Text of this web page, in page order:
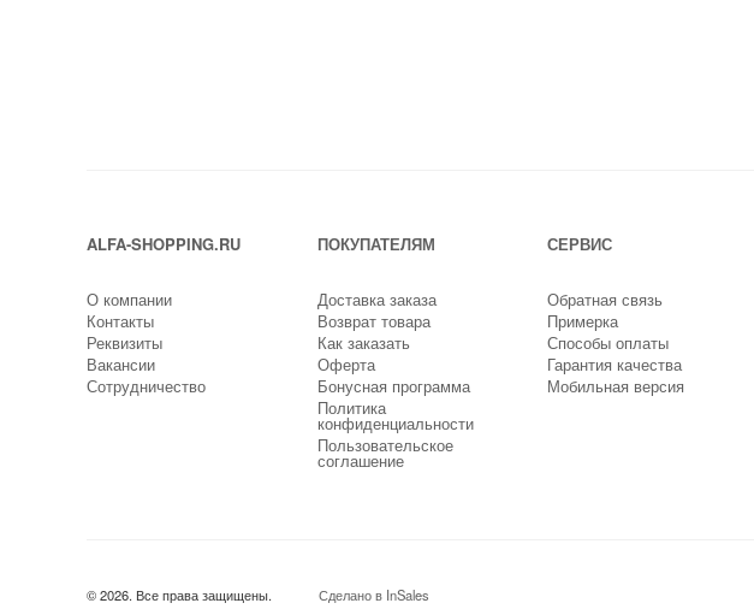
ALFA-SHOPPING.RU
О компании
Контакты
Реквизиты
Вакансии
Сотрудничество
ПОКУПАТЕЛЯМ
Доставка заказа
Возврат товара
Как заказать
Оферта
Бонусная программа
Политика
конфиденциальности
Пользовательское
соглашение
СЕРВИС
Обратная связь
Примерка
Способы оплаты
Гарантия качества
Мобильная версия
© 2026. Все права защищены. Сделано в InSales